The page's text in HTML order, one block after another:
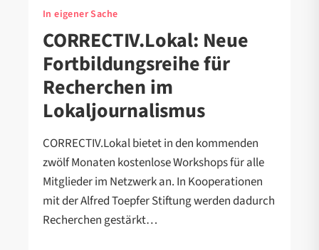
In eigener Sache
CORRECTIV.Lokal: Neue
Fortbildungsreihe für
Recherchen im
Lokaljournalismus
CORRECTIV.Lokal bietet in den kommenden
zwölf Monaten kostenlose Workshops für alle
Mitglieder im Netzwerk an. In Kooperationen
mit der Alfred Toepfer Stiftung werden dadurch
Recherchen gestärkt…